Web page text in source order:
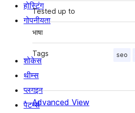
Tested up to
भाषा
Tags seo
Advanced View
होस्टिंग
गोपनीयता
शोकेस
थीम्स
प्लगइन
पैटर्न्स